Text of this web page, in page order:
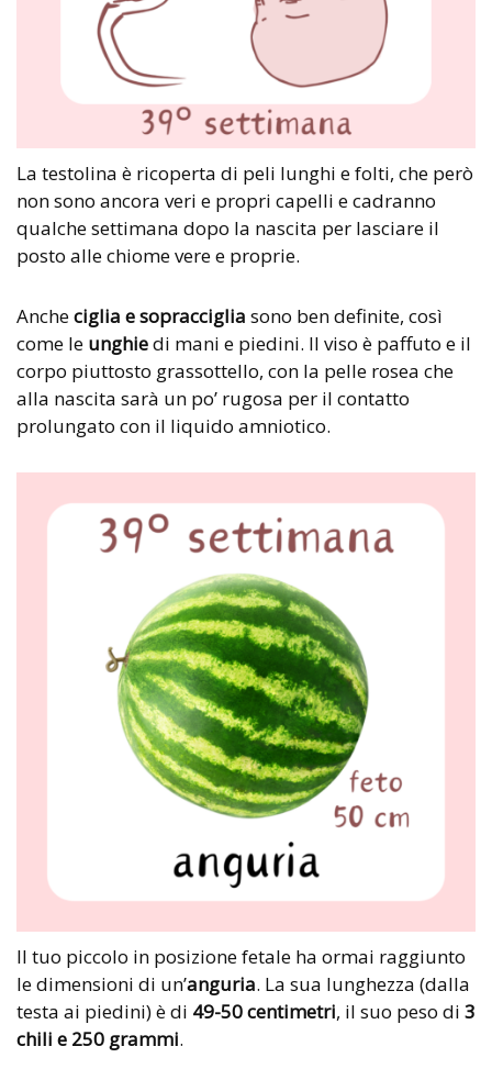
La testolina è ricoperta di peli lunghi e folti, che però
non sono ancora veri e propri capelli e cadranno
qualche settimana dopo la nascita per lasciare il
posto alle chiome vere e proprie.
Ancheciglia e sopracciglia sono ben definite, così
come le unghiedi mani e piedini. Il viso è paffuto e il
corpo piuttosto grassottello, con la pelle rosea che
alla nascita sarà un po’ rugosa per il contatto
prolungato con il liquido amniotico.
Il tuo piccolo in posizione fetale ha ormai raggiunto
le dimensioni di un’anguria. La sua lunghezza (dalla
testa ai piedini) è di 49-50 centimetri, il suo peso di 3
chili e 250 grammi.